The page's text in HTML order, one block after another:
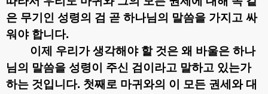
은 무기인 성령의 검 곧 하나님의 말씀을 가지고 싸
워야 합니다.
이제 우리가 생각해야 할 것은 왜 바울은 하나
님의 말씀을 성령이 주신 검이라고 말하고 있는가
하는 것입니다. 첫째로 마귀와의 이 모든 권세와 대